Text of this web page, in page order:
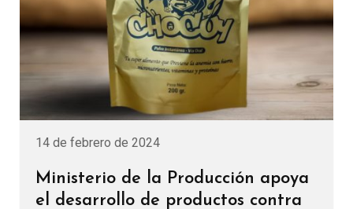
14 de febrero de 2024
Ministerio de la Producción apoya
el desarrollo de productos contra